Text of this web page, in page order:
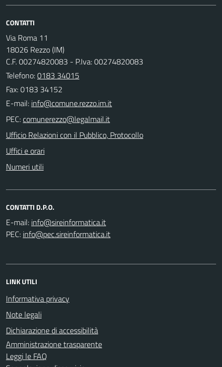
CONTATTI
Via Roma 11
18026 Rezzo (IM)
C.F. 00274820083 - P.Iva: 00274820083
Telefono:0183 34015
Fax: 0183 34152
E-mail:
PEC:
Ufficio Relazioni con il Pubblico, Protocollo
Uffici e orari
Numeri utili
CONTATTI D.P.O.
E-mail:
PEC:
LINK UTILI
Informativa privacy
Note legali
Dichiarazione di accessibilità
Amministrazione trasparente
Leggi le FAQ